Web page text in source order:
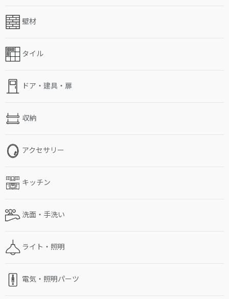
壁材
タイル
ドア・建具・扉
収納
アクセサリー
キッチン
洗面・手洗い
ライト・照明
電気・照明パーツ